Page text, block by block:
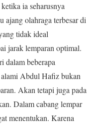
ia seharusnya
ajang olahraga terbesar di
tidak ideal
jarak lemparan optimal.
dalam beberapa
alami Abdul Hafiz bukan
Akan tetapi juga pada
Dalam cabang lempar
menentukan. Karena